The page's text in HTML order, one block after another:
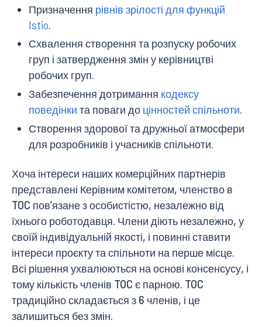
Призначення рівнів зрілості для функцій
Istio.
Схвалення створення та розпуску робочих
груп і затвердження змін у керівництві
робочих груп.
Забезпечення дотримання кодексу
поведінки та поваги до цінностей спільноти.
Створення здорової та дружньої атмосфери
для розробників і учасників спільноти.
Хоча інтереси наших комерційних партнерів
представлені Керівним комітетом, членство в
TOC пов’язане з особистістю, незалежно від
їхнього роботодавця. Члени діють незалежно, у
своїй індивідуальній якості, і повинні ставити
інтереси проєкту та спільноти на перше місце.
Всі рішення ухвалюються на основі консенсусу, і
тому кількість членів TOC є парною. TOC
традиційно складається з 6 членів, і це
залишиться без змін.